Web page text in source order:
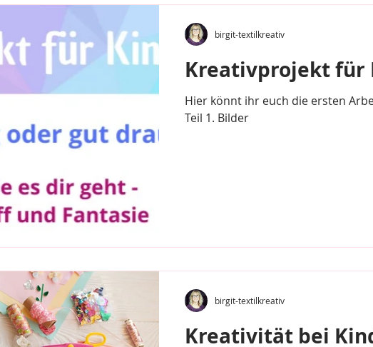
Textilkunst und Quilts
Kreativprojekt für
Hier könnt ihr euch die ersten
Teil 1. Bilder
birgit-textilkreativ
Kreativität bei
birgit-textilkreativ